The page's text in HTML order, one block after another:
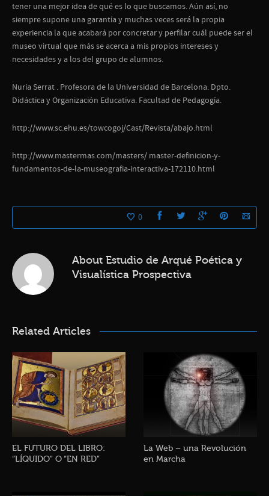
tener una mejor idea de qué es lo que buscamos. Aún así, no
siempre supone una garantía y muchas veces será la propia
experiencia la que acabará por concretar y perfilar cuál puede ser el
museo virtual que más se acerca a mis propios intereses y
necesidades y a los del grupo de alumnos.
Nuria Serrat . Profesora de la Universidad de Barcelona. Dpto.
Didáctica y Organización Educativa. Facultad de Pedagogía.
http://www.sc.ehu.es/towcogoj/Cast/Revista/abajo.html
http://www.mastermas.com/masters/ master-definicion-y-
fundamentos-de-la-museografia-interactiva-172110.html
0
About Estudio de Arqué Poética y
Visualística Prospectiva
Related Articles
EL FUTURO DEL LIBRO:
“LÍQUIDO” O “EN RED”
La Web – una Revolución
en Marcha